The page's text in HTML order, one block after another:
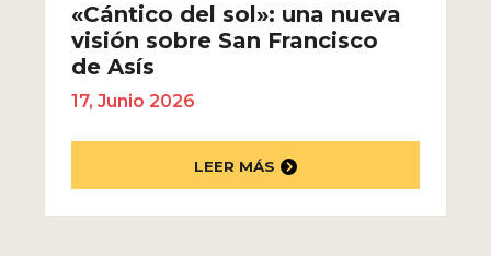
«Cántico del sol»: una nueva
visión sobre San Francisco
de Asís
17, Junio 2026
LEER MÁS